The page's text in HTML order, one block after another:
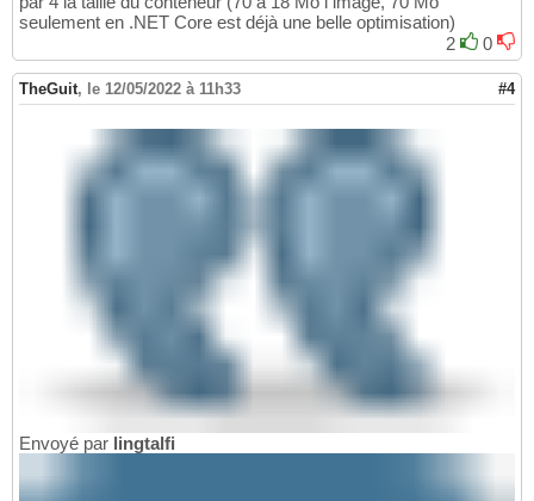
seulement en .NET Core est déjà une belle optimisation)
2
0
TheGuit, le 12/05/2022 à 11h33 #4
Envoyé par lingtalfi